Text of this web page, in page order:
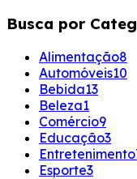
Busca por
Alimentação8
Automóveis10
Bebida13
Beleza1
Comércio9
Educação3
Entretenimento
Esporte3